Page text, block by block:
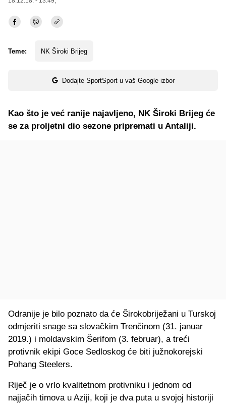
Teme: NK Široki Brijeg
Dodajte SportSport u vaš Google izbor
Kao što je već ranije najavljeno, NK Široki Brijeg će
se za proljetni dio sezone pripremati u Antaliji.
Odranije je bilo poznato da će Širokobriježani u Turskoj
odmjeriti snage sa slovačkim Trenčinom (31. januar
2019.) i moldavskim Šerifom (3. februar), a treći
protivnik ekipi Goce Sedloskog će biti južnokorejski
Pohang Steelers.
Riječ je o vrlo kvalitetnom protivniku i jednom od
najjačih timova u Aziji, koji je dva puta u svojoj historiji